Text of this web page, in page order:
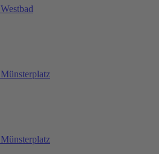
Westbad
Münsterplatz
Münsterplatz